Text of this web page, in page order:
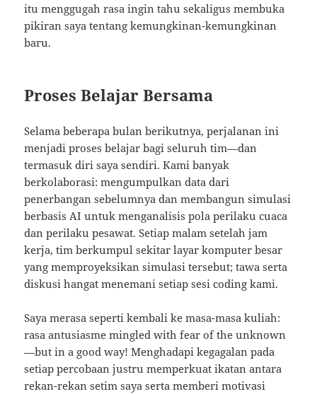
itu menggugah rasa ingin tahu sekaligus membuka
pikiran saya tentang kemungkinan-kemungkinan
baru.
Proses Belajar Bersama
Selama beberapa bulan berikutnya, perjalanan ini
menjadi proses belajar bagi seluruh tim—dan
termasuk diri saya sendiri. Kami banyak
berkolaborasi: mengumpulkan data dari
penerbangan sebelumnya dan membangun simulasi
berbasis AI untuk menganalisis pola perilaku cuaca
dan perilaku pesawat. Setiap malam setelah jam
kerja, tim berkumpul sekitar layar komputer besar
yang memproyeksikan simulasi tersebut; tawa serta
diskusi hangat menemani setiap sesi coding kami.
Saya merasa seperti kembali ke masa-masa kuliah:
rasa antusiasme mingled with fear of the unknown
—but in a good way! Menghadapi kegagalan pada
setiap percobaan justru memperkuat ikatan antara
rekan-rekan setim saya serta memberi motivasi